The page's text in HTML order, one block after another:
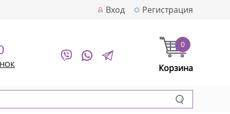
Вход Регистрация
0
Корзина